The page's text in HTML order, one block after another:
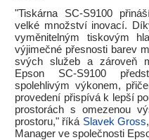
"Tiskárna SC-S9100
velké množství inovací.
vyměnitelným tiskovým
výjimečné přesnosti barev
svých služeb a zároveň
Epson SC-S9100
spolehlivým výkonem,
provedení přispívá k lepší
prostorách s omezenou
prostoru," říká Slavek Gross
Manager ve společnosti